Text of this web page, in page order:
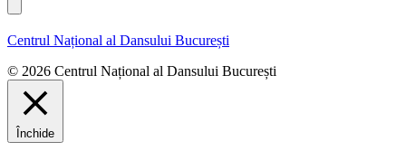
ln
m
m
e
Centrul Național al Dansului București
© 2026 Centrul Național al Dansului București
Închide